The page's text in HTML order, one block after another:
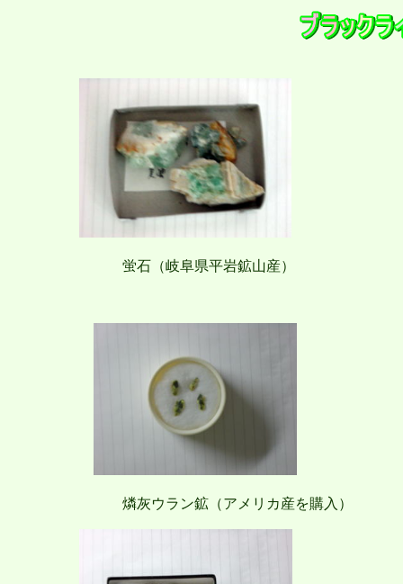
蛍石（岐阜県平岩鉱山産）
燐灰ウラン鉱（アメリカ産を購入